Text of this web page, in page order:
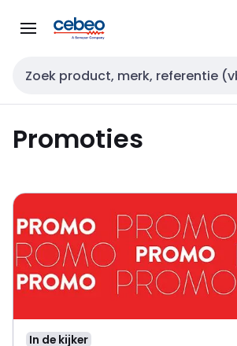
naar
naar
Zoekveld invoer
Promoties
In de kijker